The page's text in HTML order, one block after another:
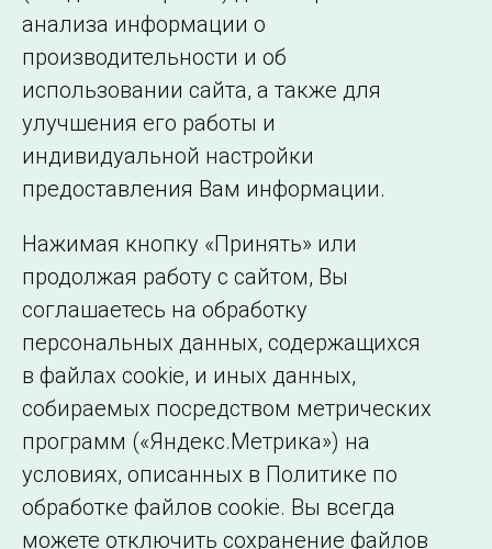
Подписаться на новости
©2005–2026 АО «СО ЕЭС»
Филиалы и
представительства
образовательной
организации
анализа информации о
производительности и об
использовании сайта, а также для
улучшения его работы и
индивидуальной настройки
предоставления Вам информации.
Нажимая кнопку «Принять» или
продолжая работу с сайтом, Вы
соглашаетесь на обработку
персональных данных, содержащихся
в файлах cookie, и иных данных,
собираемых посредством метрических
программ («Яндекс.Метрика») на
условиях, описанных в Политике по
обработке файлов cookie. Вы всегда
можете отключить сохранение файлов